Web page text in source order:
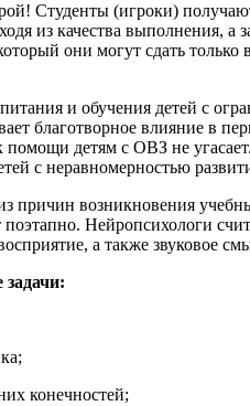
Студенты (игроки)
из качества выполнения, а
они могут сдать
и обучения детей с
благотворное влияние в
детям с ОВЗ не
с неравномерностью
причин возникновения
поэтапно. Нейропсихологи
а также звуковое
конечностей;